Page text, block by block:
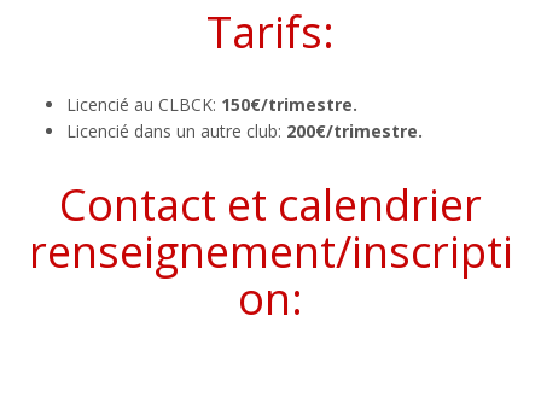
Tarifs:
Licencié au CLBCK: 150€/trimestre.
Licencié dans un autre club: 200€/trimestre.
Contact et calendrier
renseignement/inscripti
on: